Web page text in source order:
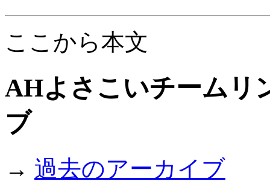
ここから本文
AHよさこいチームリ
ブ
→ 過去のアーカイブ